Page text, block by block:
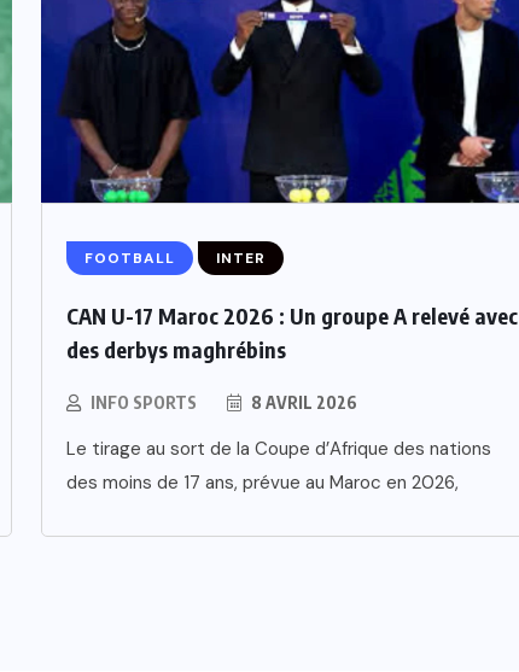
FOOTBALL INTER
CAN U-17 Maroc 2026 : Un groupe A relevé avec
des derbys maghrébins
INFO SPORTS 8 AVRIL 2026
Le tirage au sort de la Coupe d’Afrique des nations
des moins de 17 ans, prévue au Maroc en 2026,